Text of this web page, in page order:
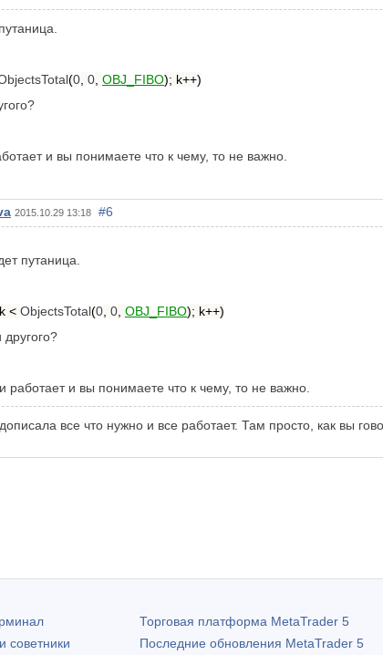
(0, 0, OBJ_FIBO); k++)
и вы понимаете что к чему, то не важно.
2015.10.29 13:18 #6
путаница.
< ObjectsTotal(0 0 OBJ_FIBO); k++)
другого?
работает и вы понимаете что к чему, то не важно.
все что нужно и все работает. Там просто, как вы
советники
Торговая платформа MetaTrader 5
Последние обновления MetaTrader 5